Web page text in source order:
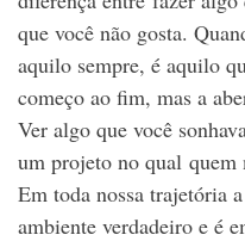
que você não gosta.
aquilo sempre, é aquilo
começo ao fim, mas a
Ver algo que você
um projeto no qual quem
Em toda nossa trajetória
ambiente verdadeiro e é